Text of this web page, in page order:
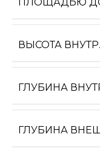
ПЛОЩАДЬЮ
ВЫСОТА
ГЛУБИНА
ГЛУБИНА